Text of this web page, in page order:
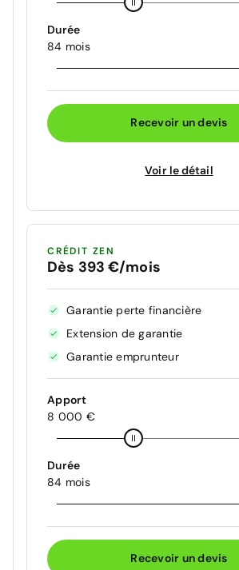
Durée
84 mois
Recevoir un devis
Voir le détail
CRÉDIT ZEN
Dès 393 €/mois
Garantie perte financière
Extension de garantie
Garantie emprunteur
Apport
8 000 €
Durée
84 mois
Recevoir un devis